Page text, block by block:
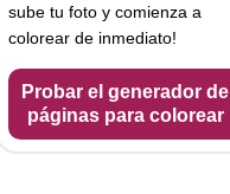
sube tu foto y comienza a
colorear de inmediato!
Probar el generador de
páginas para colorear